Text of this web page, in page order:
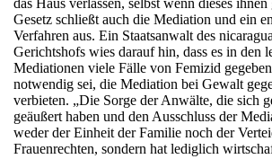
das Haus verlassen, selbst wenn dieses
Gesetz schließt auch die Mediation und ein
Verfahren aus. Ein Staatsanwalt des
Gerichtshofs wies darauf hin, dass es in den
Mediationen viele Fälle von Femizid
notwendig sei, die Mediation bei Gewalt
verbieten. „Die Sorge der Anwälte, die sich
geäußert haben und den Ausschluss der
weder der Einheit der Familie noch der
Frauenrechten, sondern hat lediglich